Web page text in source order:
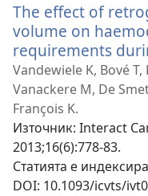
The effect of
volume on
requirements
Vandewiele K, Bové
Vanackere M, De
François K.
Източник‎: Interact
2013;16(6):778-83.
Статията е
DOI‎: 10.1093/icvts/